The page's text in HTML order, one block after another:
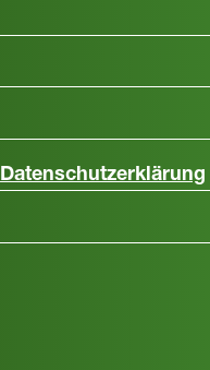
Datenschutzerklärung